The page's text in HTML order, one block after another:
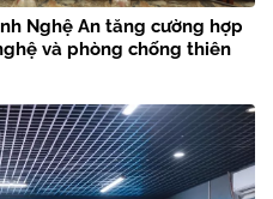
Nghệ An tăng cường hợp
và phòng chống thiên